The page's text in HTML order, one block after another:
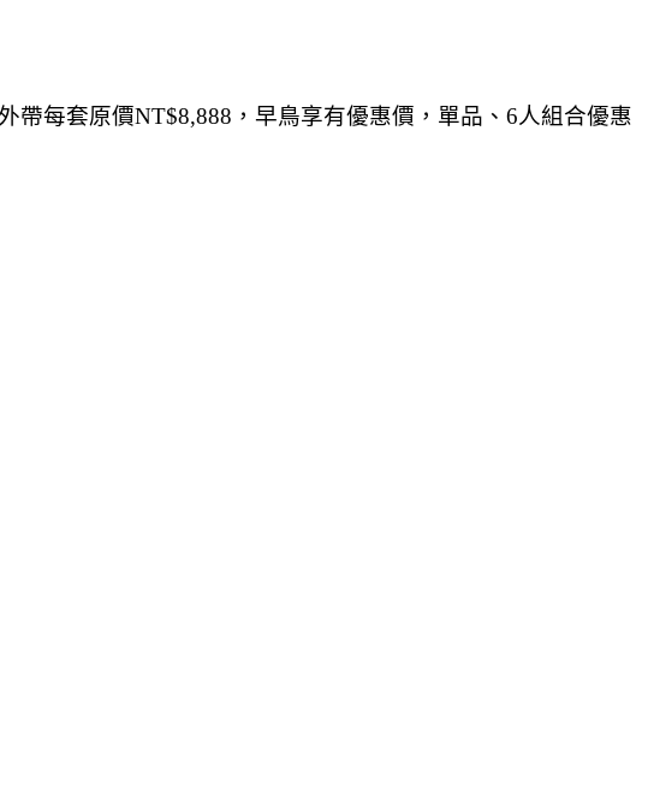
每套原價NT$8,888，早鳥享有優惠價，單品、6人組合優惠